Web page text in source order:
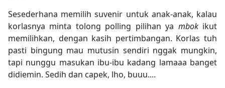
Sesederhana memilih suvenir untuk anak-anak, kalau
korlasnya minta tolong polling pilihan ya mbokikut
memilihkan, dengan kasih pertimbangan. Korlas tuh
pasti bingung mau mutusin sendiri nggak mungkin,
tapi nunggu masukan ibu-ibu kadang lamaaa banget
didiemin. Sedih dan capek, lho, buuu....